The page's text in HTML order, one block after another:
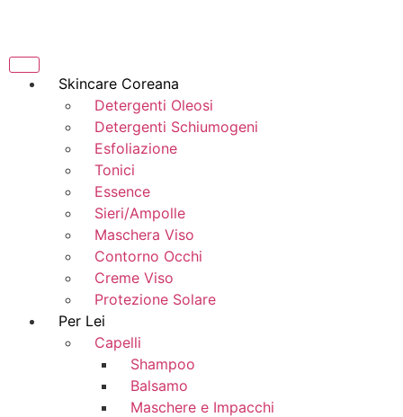
Skincare Coreana
Detergenti Oleosi
Detergenti Schiumogeni
Esfoliazione
Tonici
Essence
Sieri/Ampolle
Maschera Viso
Contorno Occhi
Creme Viso
Protezione Solare
Per Lei
Capelli
Shampoo
Balsamo
Maschere e Impacchi